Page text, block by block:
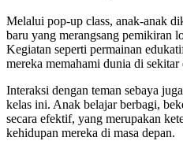
Melalui pop-up class, anak-anak
baru yang merangsang pemikiran
Kegiatan seperti permainan
mereka memahami dunia di
Interaksi dengan teman sebaya
kelas ini. Anak belajar berbagi,
secara efektif, yang merupakan
kehidupan mereka di masa depan.